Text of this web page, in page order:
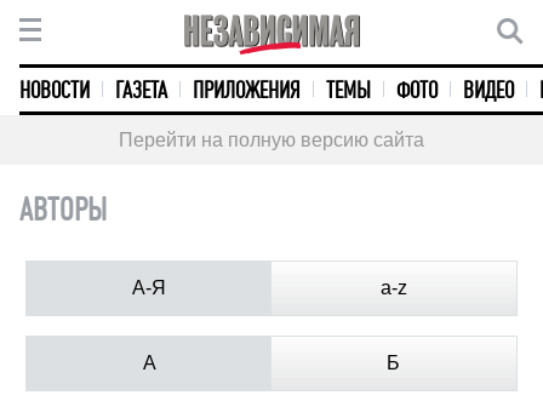
НОВОСТИ ГАЗЕТА ПРИЛОЖЕНИЯ ТЕМЫ ФОТО ВИДЕО
Перейти на полную версию сайта
АВТОРЫ
А-Я a-z
А Б